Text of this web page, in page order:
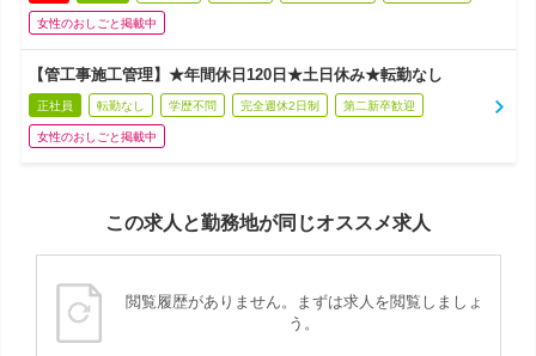
女性のおしごと掲載中
【管工事施工管理】★年間休日120日★土日休み★転勤なし
正社員 転勤なし 学歴不問 完全週休2日制 第二新卒歓迎
女性のおしごと掲載中
この求人と勤務地が同じオススメ求人
閲覧履歴がありません。まずは求人を閲覧しましょ
う。